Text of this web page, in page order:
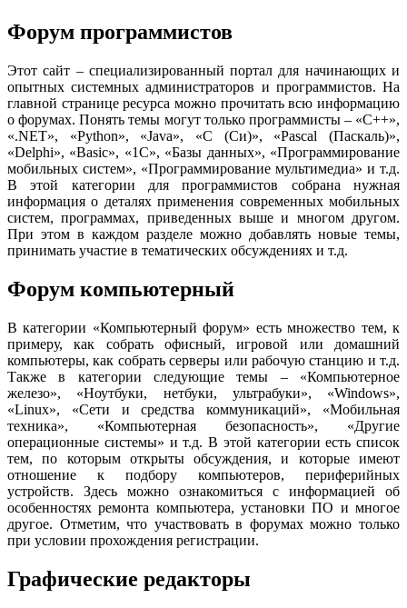
Форум программистов
Этот сайт – специализированный портал для начинающих и
опытных системных администраторов и программистов. На
главной странице ресурса можно прочитать всю информацию
о форумах. Понять темы могут только программисты – «C++»,
«.NET», «Python», «Java», «C (Си)», «Pascal (Паскаль)»,
«Delphi», «Basic», «1С», «Базы данных», «Программирование
мобильных систем», «Программирование мультимедиа» и т.д.
В этой категории для программистов собрана нужная
информация о деталях применения современных мобильных
систем, программах, приведенных выше и многом другом.
При этом в каждом разделе можно добавлять новые темы,
принимать участие в тематических обсуждениях и т.д.
Форум компьютерный
В категории «Компьютерный форум» есть множество тем, к
примеру, как собрать офисный, игровой или домашний
компьютеры, как собрать серверы или рабочую станцию и т.д.
Также в категории следующие темы – «Компьютерное
железо», «Ноутбуки, нетбуки, ультрабуки», «Windows»,
«Linux», «Сети и средства коммуникаций», «Мобильная
техника», «Компьютерная безопасность», «Другие
операционные системы» и т.д. В этой категории есть список
тем, по которым открыты обсуждения, и которые имеют
отношение к подбору компьютеров, периферийных
устройств. Здесь можно ознакомиться с информацией об
особенностях ремонта компьютера, установки ПО и многое
другое. Отметим, что участвовать в форумах можно только
при условии прохождения регистрации.
Графические редакторы